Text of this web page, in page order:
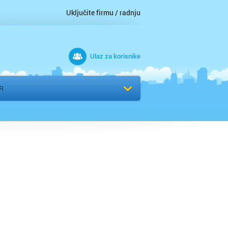
Uključite firmu / radnju
Ulaz za korisnike